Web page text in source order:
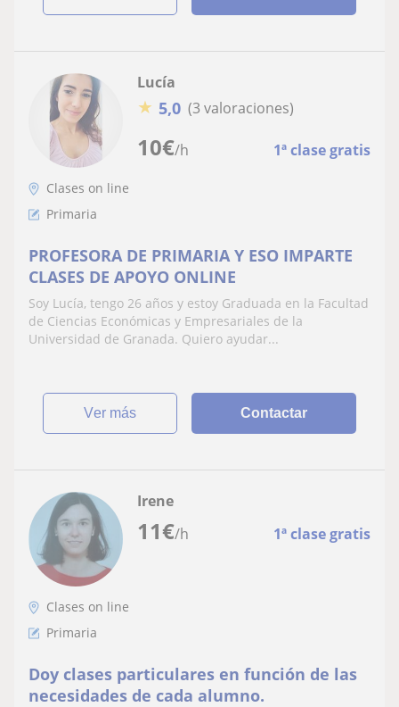
10€/h 1ª clase gratis
Lucía
★ 5,0 (3 valoraciones)
Clases on line
Primaria
PROFESORA DE PRIMARIA Y ESO IMPARTE
CLASES DE APOYO ONLINE
Soy Lucía, tengo 26 años y estoy Graduada en la Facultad
de Ciencias Económicas y Empresariales de la
Universidad de Granada. Quiero ayudar...
ver más Contactar
11€/h 1ª clase gratis
Irene
Clases on line
Primaria
Doy clases particulares en función de las
necesidades de cada alumno.